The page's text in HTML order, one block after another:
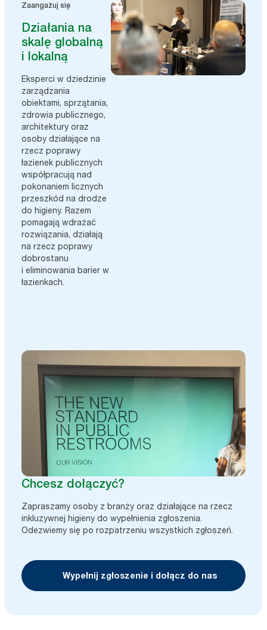
Zaangażuj się
Działania na
skalę globalną
i lokalną
Eksperci w dziedzinie
zarządzania
obiektami, sprzątania,
zdrowia publicznego,
architektury oraz
osoby działające na
rzecz poprawy
łazienek publicznych
współpracują nad
pokonaniem licznych
przeszkód na drodze
do higieny. Razem
pomagają wdrażać
rozwiązania, działają
na rzecz poprawy
dobrostanu
i eliminowania barier w
łazienkach.
Chcesz dołączyć?
Zapraszamy osoby z branży oraz działające na rzecz
inkluzywnej higieny do wypełnienia zgłoszenia.
Odezwiemy się po rozpatrzeniu wszystkich zgłoszeń.
Wypełnij zgłoszenie i dołącz do nas